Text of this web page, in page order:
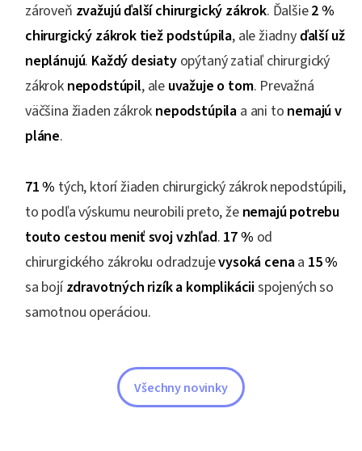
zároveň zvažujú ďalší chirurgický zákrok. Ďalšie2 %
chirurgický zákrok tiež podstúpila, ale žiadnyďalší už
neplánujú. Každý desiatyopýtaný zatiaľ chirurgický
zákrok nepodstúpil, ale uvažuje o tom. Prevažná
väčšina žiaden zákrok nepodstúpila a ani to nemajú v
pláne.
71 % tých, ktorí žiaden chirurgický zákrok nepodstúpili,
to podľa výskumu neurobili preto, že nemajú potrebu
touto cestou meniť svoj vzhľad. 17 % od
chirurgického zákroku odradzujevysoká cenaa 15 %
sa bojízdravotných rizík a komplikáciispojených so
samotnou operáciou.
Všechny novinky